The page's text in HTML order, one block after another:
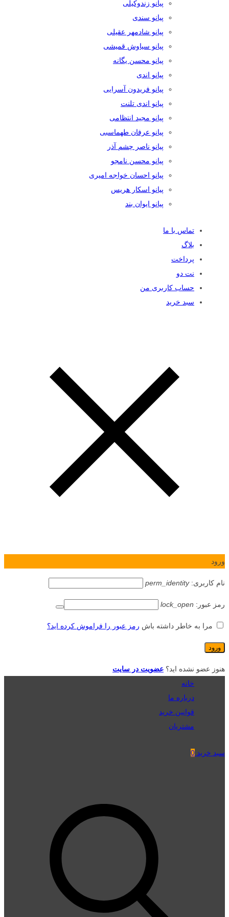
پیانو زندوکیلی
پیانو سندی
پیانو شادمهر عقیلی
پیانو سیاوش قمیشی
پیانو محسن یگانه
پیانو اندی
پیانو فریدون آسرایی
پیانو اندی تلنت
پیانو مجید انتظامی
پیانو عرفان طهماسبی
پیانو ناصر چشم آذر
پیانو محسن نامجو
پیانو احسان خواجه امیری
پیانو اسکار هریس
پیانو ایوان بند
تماس با ما
بلاگ
پرداخت
نت دو
حساب کاربری من
سبد خرید
ورود
نام کاربری:perm_identity
رمز عبور: lock_open
مرا به خاطر داشته باش رمز عبور را فراموش کرده اید؟
هنوز عضو نشده اید؟ عضویت در سایت
خانه
درباره ما
قوانین خرید
مشتریان
سبد خرید 0